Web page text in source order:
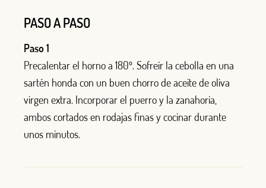
PASO A PASO
Paso 1
Precalentar el horno a 180º.Sofreír la cebolla en una
sartén honda con un buen chorro de aceite de oliva
virgen extra. Incorporar el puerro y la zanahoria,
ambos cortados en rodajas finas y cocinar durante
unos minutos.